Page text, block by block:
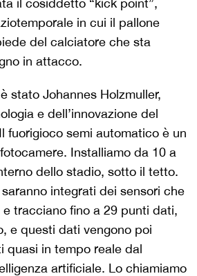
in cui il pallone
del calciatore che sta
in attacco.
è stato Johannes Holzmuller,
e dell’innovazione del
fuorigioco semi automatico è un
Installiamo da 10 a
dello stadio, sotto il tetto.
integrati dei sensori che
tracciano fino a 29 punti dati,
e questi dati vengono poi
quasi in tempo reale dal
artificiale. Lo chiamiamo